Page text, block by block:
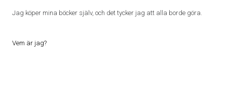
Jag köper mina böcker själv, och det tycker jag att alla borde göra.
Vem är jag?